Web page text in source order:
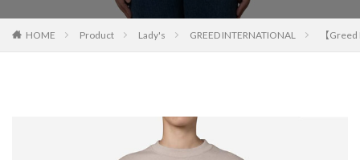
HOME Product Lady's GREED INTERNATIONAL 【